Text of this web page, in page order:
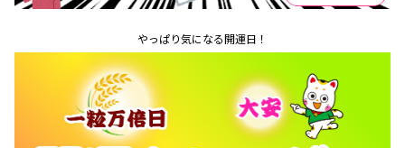
やっぱり気になる開運日！